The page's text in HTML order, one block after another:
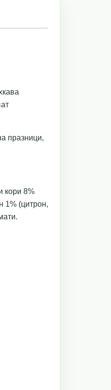
празници,
кори 8%
1% (цитрон,